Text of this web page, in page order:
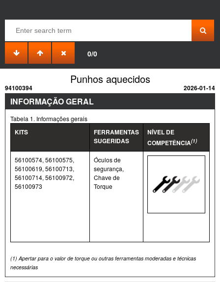
0/0
Punhos aquecidos
94100394 2026-01-14
INFORMAÇÃO GERAL
Tabela 1. Informações gerais
KITS
FERRAMENTAS
SUGERIDAS
NÍVEL DE
COMPETÊNCIA(1)
56100574, 56100575,
56100619, 56100713,
56100714, 56100972,
56100973
Óculos de
segurança,
Chave de
Torque
(1) Apertar para o valor de torque ou outras ferramentas moderadas e técnicas
necessárias